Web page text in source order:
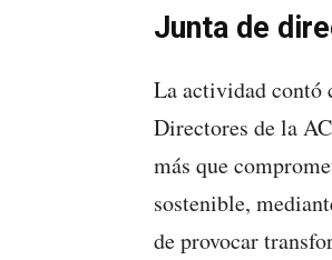
Junta de
La actividad contó
Directores de la
más que
sostenible,
de provocar